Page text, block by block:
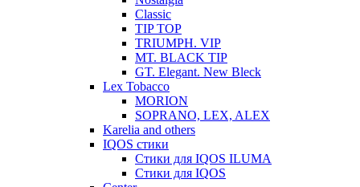
Classic
TIP TOP
TRIUMPH. VIP
MT. BLACK TIP
GT. Elegant. New Bleck
Lex Tobacco
MORION
SOPRANO, LEX, ALEX
Karelia and others
IQOS стики
Стики для IQOS ILUMA
Стики для IQOS